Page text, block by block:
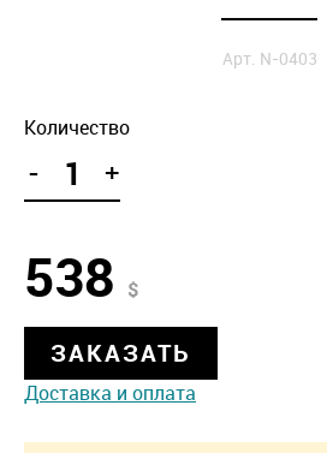
Арт. N-0403
Количество
- +
538 $
ЗАКАЗАТЬ
Доставка и оплата